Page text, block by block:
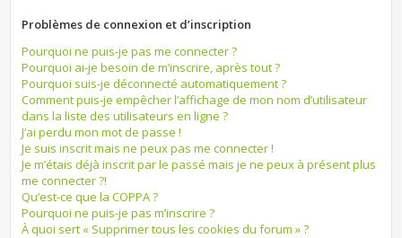
Problèmes de connexion et d’inscription
Pourquoi ne puis-je pas me connecter ?
Pourquoi ai-je besoin de m’inscrire, après tout ?
Pourquoi suis-je déconnecté automatiquement ?
Comment puis-je empêcher l’affichage de mon nom d’utilisateur
dans la liste des utilisateurs en ligne ?
J’ai perdu mon mot de passe !
Je suis inscrit mais ne peux pas me connecter !
Je m’étais déjà inscrit par le passé mais je ne peux à présent plus
me connecter ?!
Qu’est-ce que la COPPA ?
Pourquoi ne puis-je pas m’inscrire ?
À quoi sert « Supprimer tous les cookies du forum » ?